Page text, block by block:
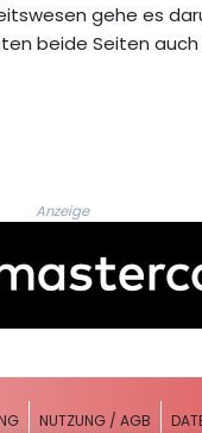
gehe es
beide Seiten
Anzeige
NUTZUNG / AGB